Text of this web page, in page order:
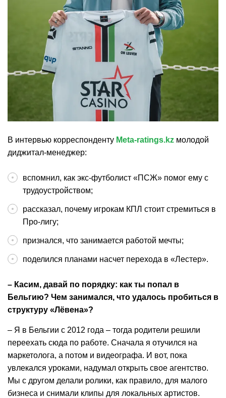
В интервью корреспонденту Meta-ratings.kz молодой
диджитал-менеджер:
вспомнил, как экс-футболист «ПСЖ» помог ему с
трудоустройством;
рассказал, почему игрокам КПЛ стоит стремиться в
Про-лигу;
признался, что занимается работой мечты;
поделился планами насчет перехода в «Лестер».
– Касим, давай по порядку: как ты попал в
Бельгию? Чем занимался, что удалось пробиться в
структуру «Лёвена»?
– Я в Бельгии с 2012 года – тогда родители решили
переехать сюда по работе. Сначала я отучился на
маркетолога, а потом и видеографа. И вот, пока
увлекался уроками, надумал открыть свое агентство.
Мы с другом делали ролики, как правило, для малого
бизнеса и снимали клипы для локальных артистов.